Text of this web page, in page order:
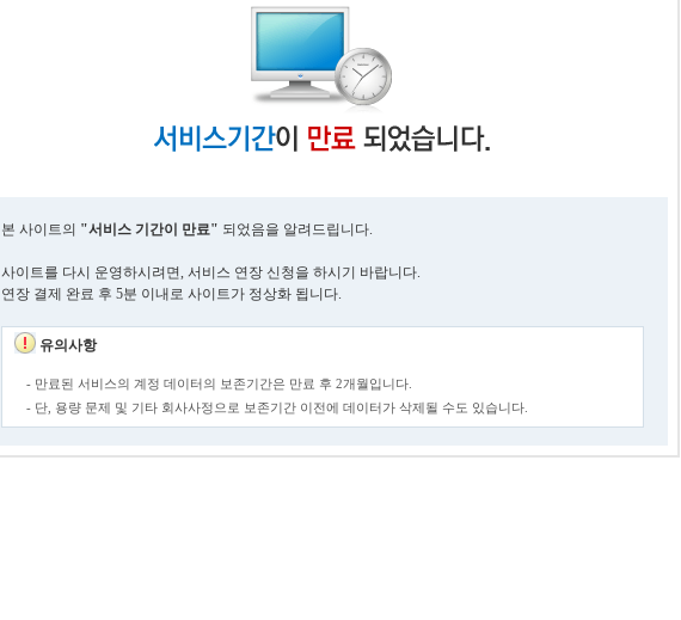
본 사이트의 "서비스 기간이 만료" 되었음을 알려드립니다.
사이트를 다시 운영하시려면, 서비스 연장 신청을 하시기 바랍니다.
연장 결제 완료 후 5분 이내로 사이트가 정상화 됩니다.
유의사항
- 만료된 서비스의 계정 데이터의 보존기간은 만료 후 2개월입니다.
- 단, 용량 문제 및 기타 회사사정으로 보존기간 이전에 데이터가 삭제될 수도 있습니다.